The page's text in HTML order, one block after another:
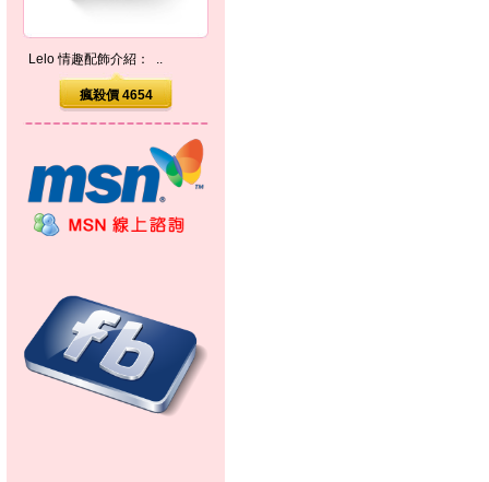
Lelo 情趣配飾介紹： ..
瘋殺價 4654